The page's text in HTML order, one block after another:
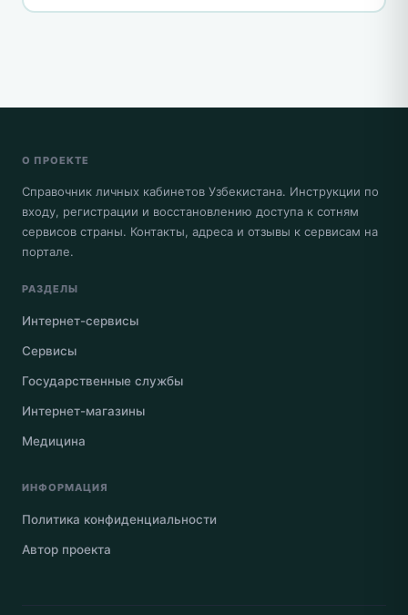
О ПРОЕКТЕ
Справочник личных кабинетов Узбекистана. Инструкции по
входу, регистрации и восстановлению доступа к сотням
сервисов страны. Контакты, адреса и отзывы к сервисам на
портале.
РАЗДЕЛЫ
Интернет-сервисы
Сервисы
Государственные службы
Интернет-магазины
Медицина
ИНФОРМАЦИЯ
Политика конфиденциальности
Автор проекта